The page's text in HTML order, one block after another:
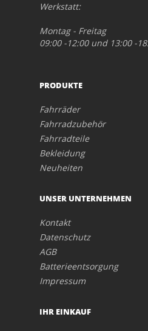
Werkstatt:
Montag - Freitag
09:00 -12:00 und 13:00 -
PRODUKTE
Fahrräder
Fahrradzubehör
Fahrradteile
Bekleidung
Neuheiten
UNSER UNTERNEHMEN
Kontakt
Datenschutz
AGB
Batterieentsorgung
Impressum
IHR EINKAUF